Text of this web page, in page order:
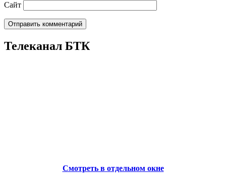
Сайт
Телеканал БТК
Смотреть в отдельном окне